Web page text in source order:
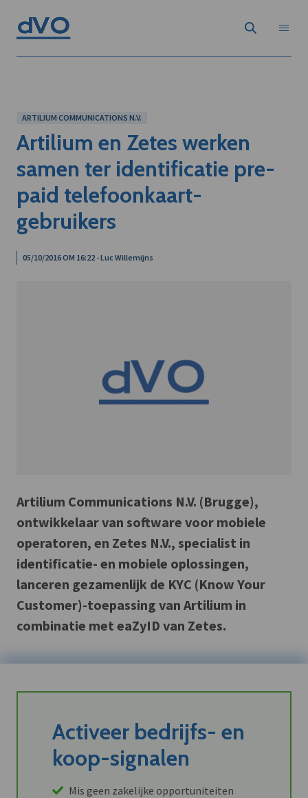
ARTILIUM COMMUNICATIONS N.V.
Artilium en Zetes werken
samen ter identificatie pre-
paid telefoonkaart-
gebruikers
05/10/2016 OM 16:22 - Luc Willemijns
Artilium Communications N.V. (Brugge),
ontwikkelaar van software voor mobiele
operatoren, en Zetes N.V., specialist in
identificatie- en mobiele oplossingen,
lanceren gezamenlijk de KYC (Know Your
Customer)-toepassing van Artilium in
combinatie met eaZyID van Zetes.
Activeer bedrijfs- en
koop-signalen
Mis geen zakelijke opportuniteiten